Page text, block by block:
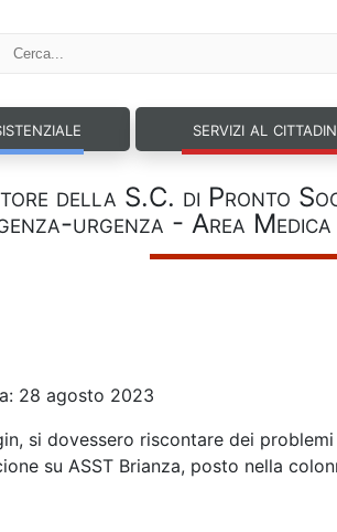
servizi al
della S.C. di Pronto
urgenza - Area
28 agosto 2023
si dovessero riscontare dei
su ASST Brianza, posto nella